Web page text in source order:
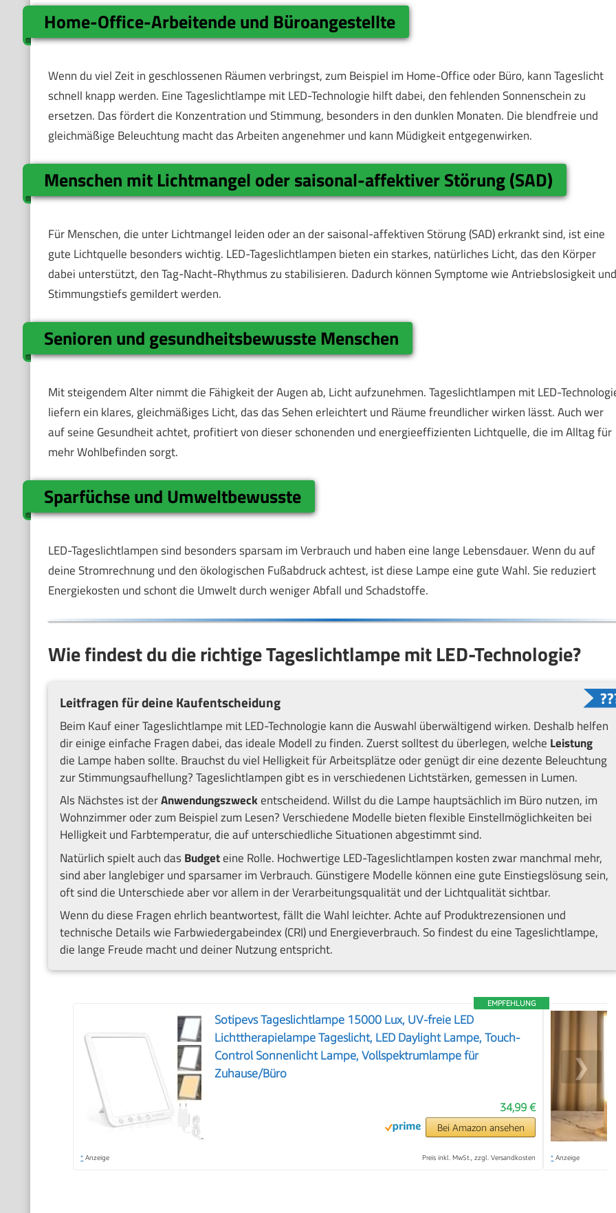
Home-Office-Arbeitende und Büroangestellte
Wenn du viel Zeit in geschlossenen Räumen verbringst, zum Beispiel im Home-Office oder Büro, kann Tageslicht
schnell knapp werden. Eine Tageslichtlampe mit LED-Technologie hilft dabei, den fehlenden Sonnenschein zu
ersetzen. Das fördert die Konzentration und Stimmung, besonders in den dunklen Monaten. Die blendfreie und
gleichmäßige Beleuchtung macht das Arbeiten angenehmer und kann Müdigkeit entgegenwirken.
Menschen mit Lichtmangel oder saisonal-affektiver Störung (SAD)
Für Menschen, die unter Lichtmangel leiden oder an der saisonal-affektiven Störung (SAD) erkrankt sind, ist eine
gute Lichtquelle besonders wichtig. LED-Tageslichtlampen bieten ein starkes, natürliches Licht, das den Körper
dabei unterstützt, den Tag-Nacht-Rhythmus zu stabilisieren. Dadurch können Symptome wie Antriebslosigkeit und
Stimmungstiefs gemildert werden.
Senioren und gesundheitsbewusste Menschen
Mit steigendem Alter nimmt die Fähigkeit der Augen ab, Licht aufzunehmen. Tageslichtlampen mit LED-
liefern ein klares, gleichmäßiges Licht, das das Sehen erleichtert und Räume freundlicher wirken lässt. Auch wer
auf seine Gesundheit achtet, profitiert von dieser schonenden und energieeffizienten Lichtquelle, die im Alltag für
mehr Wohlbefinden sorgt.
Sparfüchse und Umweltbewusste
LED-Tageslichtlampen sind besonders sparsam im Verbrauch und haben eine lange Lebensdauer. Wenn du auf
deine Stromrechnung und den ökologischen Fußabdruck achtest, ist diese Lampe eine gute Wahl. Sie reduziert
Energiekosten und schont die Umwelt durch weniger Abfall und Schadstoffe.
Wie findest du die richtige Tageslichtlampe mit LED-Technologie?
Leitfragen für deine Kaufentscheidung
Beim Kauf einer Tageslichtlampe mit LED-Technologie kann die Auswahl überwältigend wirken. Deshalb helfen
dir einige einfache Fragen dabei, das ideale Modell zu finden. Zuerst solltest du überlegen, welche Leistung
die Lampe haben sollte. Brauchst du viel Helligkeit für Arbeitsplätze oder genügt dir eine dezente Beleuchtung
zur Stimmungsaufhellung? Tageslichtlampen gibt es in verschiedenen Lichtstärken, gemessen in Lumen.
Als Nächstes ist derAnwendungszweckentscheidend. Willst du die Lampe hauptsächlich im Büro nutzen, im
Wohnzimmer oder zum Beispiel zum Lesen? Verschiedene Modelle bieten flexible Einstellmöglichkeiten bei
Helligkeit und Farbtemperatur, die auf unterschiedliche Situationen abgestimmt sind.
Natürlich spielt auch dasBudgeteine Rolle. Hochwertige LED-Tageslichtlampen kosten zwar manchmal mehr,
sind aber langlebiger und sparsamer im Verbrauch. Günstigere Modelle können eine gute Einstiegslösung sein,
oft sind die Unterschiede aber vor allem in der Verarbeitungsqualität und der Lichtqualität sichtbar.
Wenn du diese Fragen ehrlich beantwortest, fällt die Wahl leichter. Achte auf Produktrezensionen und
technische Details wie Farbwiedergabeindex (CRI) und Energieverbrauch. So findest du eine Tageslichtlampe,
die lange Freude macht und deiner Nutzung entspricht.
EMPFEHLUNG
Sotipevs Tageslichtlampe 15000 Lux, UV-freie LED
Lichttherapielampe Tageslicht, LED Daylight Lampe, Touch-
Control Sonnenlicht Lampe, Vollspektrumlampe für
Zuhause/Büro
34,99 €
Bei Amazon ansehen
* Anzeige Preis inkl. MwSt., zzgl. Versandkosten * Anzeige
❯